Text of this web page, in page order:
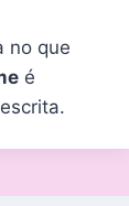
no que
é